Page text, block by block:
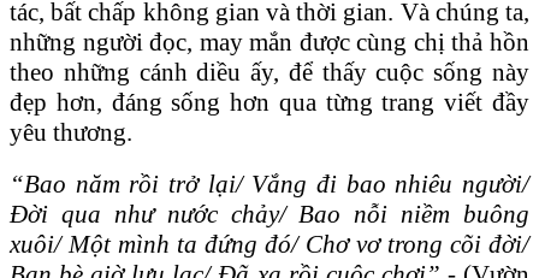
tác, bất chấp không gian và thời gian. Và chúng ta,
những người đọc, may mắn được cùng chị thả hồn
theo những cánh diều ấy, để thấy cuộc sống này
đẹp hơn, đáng sống hơn qua từng trang viết đầy
yêu thương.
“Bao năm rồi trở lại/ Vắng đi bao nhiêu người/
Đời qua như nước chảy/ Bao nỗi niềm buông
xuôi/ Một mình ta đứng đó/ Chơ vơ trong cõi đời/